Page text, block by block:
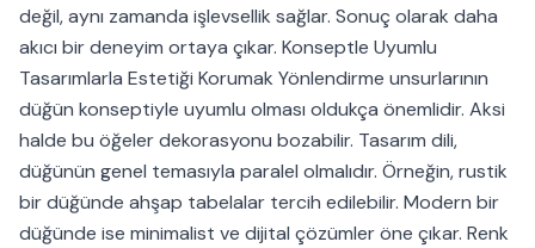
değil, aynı zamanda işlevsellik sağlar. Sonuç olarak daha
akıcı bir deneyim ortaya çıkar. Konseptle Uyumlu
Tasarımlarla Estetiği Korumak Yönlendirme unsurlarının
düğün konseptiyle uyumlu olması oldukça önemlidir. Aksi
halde bu öğeler dekorasyonu bozabilir. Tasarım dili,
düğünün genel temasıyla paralel olmalıdır. Örneğin, rustik
bir düğünde ahşap tabelalar tercih edilebilir. Modern bir
düğünde ise minimalist ve dijital çözümler öne çıkar. Renk